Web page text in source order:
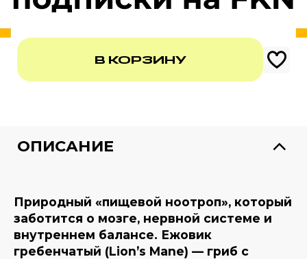
В КОРЗИНУ
ОПИСАНИЕ
Природный «пищевой ноотроп», который
заботится о мозге, нервной системе и
внутреннем балансе. Ежовик
гребенчатый (Lion’s Mane) — гриб с